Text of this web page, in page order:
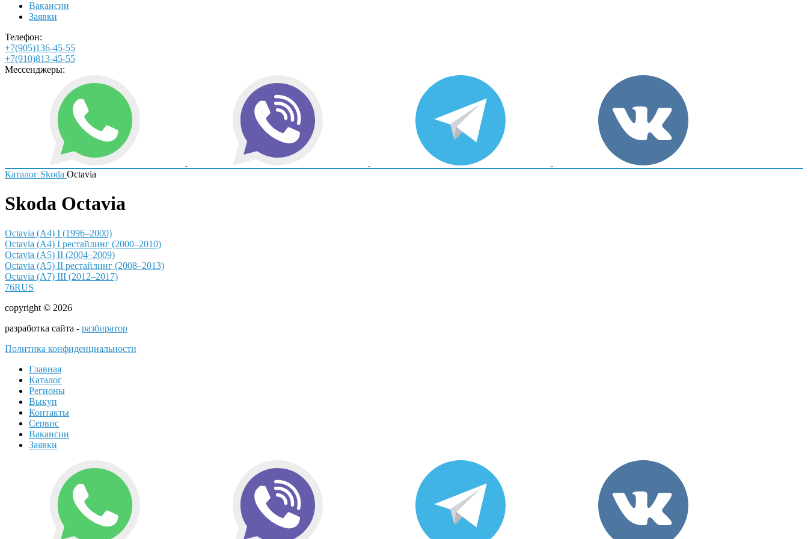
Вакансии
Заявки
Телефон:
+7(905)136-45-55
+7(910)813-45-55
Мессенджеры:
Каталог Skoda Octavia
Skoda Octavia
Octavia (A4) I (1996–2000)
Octavia (A4) I рестайлинг (2000–2010)
Octavia (A5) II (2004–2009)
Octavia (A5) II рестайлинг (2008–2013)
Octavia (A7) III (2012–2017)
76RUS
copyright © 2026
разработка сайта - разбиратор
Политика конфиденциальности
Главная
Каталог
Регионы
Выкуп
Контакты
Сервис
Вакансии
Заявки